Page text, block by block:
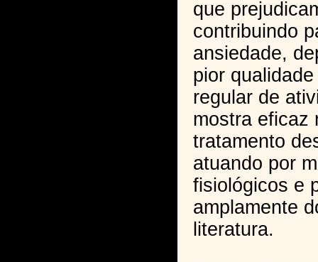
que
contribuindo
ansiedade,
pior
regular de
mostra eficaz
tratamento
atuando por
fisiológicos e
amplamente
literatura.